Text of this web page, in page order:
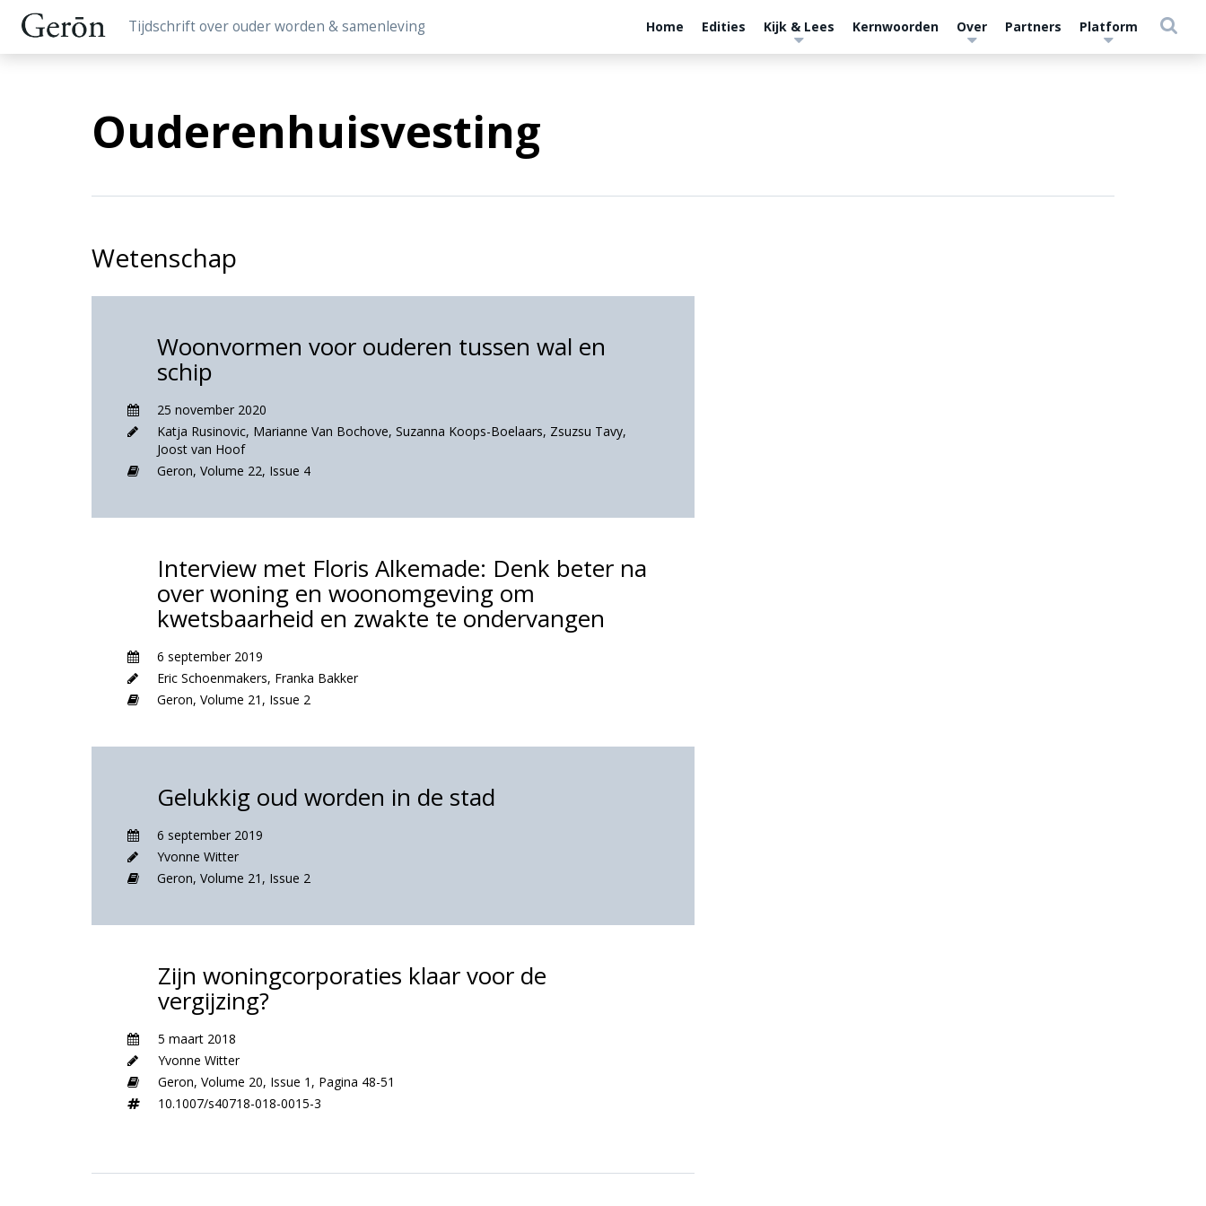
Tijdschrift over ouder worden & samenleving Home Edities Kijk & Lees Kernwoorden Over Partners Platform
Ouderenhuisvesting
Wetenschap
Woonvormen voor ouderen tussen wal en
schip
25 november 2020
Katja Rusinovic, Marianne Van Bochove, Suzanna Koops-Boelaars, Zsuzsu Tavy,
Joost van Hoof
Geron, Volume 22, Issue 4
Interview met Floris Alkemade: Denk beter na
over woning en woonomgeving om
kwetsbaarheid en zwakte te ondervangen
6 september 2019
Eric Schoenmakers, Franka Bakker
Geron, Volume 21, Issue 2
Gelukkig oud worden in de stad
6 september 2019
Yvonne Witter
Geron, Volume 21, Issue 2
Zijn woningcorporaties klaar voor de
vergijzing?
5 maart 2018
Yvonne Witter
Geron, Volume 20, Issue 1, Pagina 48-51
10.1007/s40718-018-0015-3